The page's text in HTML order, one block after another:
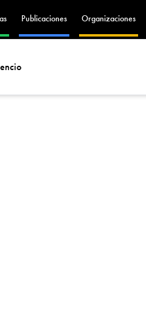
Publicaciones Organizaciones